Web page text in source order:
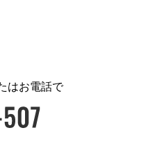
はお電話で